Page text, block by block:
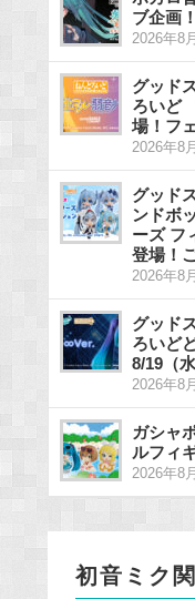
ブ企画！
2026年8
グッド
ろいど
場！フ
2026年8
グッド
ンドボ
ーズ フ
登場！
2026年8
グッド
ろいど
8/19（
2026年8
ガシャ
ルフィ
2026年8
初音ミク